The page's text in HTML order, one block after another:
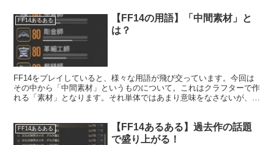
FF14あるある
【FF14の用語】「中間素材」と
は？
FF14をプレイしていると、様々な用語が飛び交っています。今回は
その中から「中間素材」というものについて。これはクラフターで作
れる「素材」となります。それ単体ではあまり意味をなさないが、何
FF14あるある
【FF14あるある】過去作の話題
で盛り上がる！